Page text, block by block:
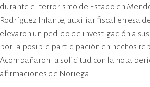
durante el terrorismo de Estado en
Rodríguez Infante, auxiliar fiscal en esa
elevaron un pedido de investigación a sus
por la posible participación en hechos
Acompañaron la solicitud con la nota
afirmaciones de Noriega.